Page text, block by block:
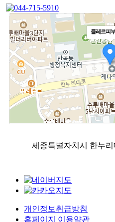
클레르피
세종특별자치시 한누
개인정보취급방침
홈페이지 이용약관